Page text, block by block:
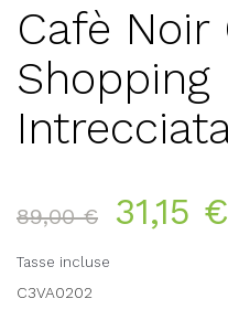
Cafè Noir
Shopping
89,00 € 31,15 €
Tasse incluse
C3VA0202